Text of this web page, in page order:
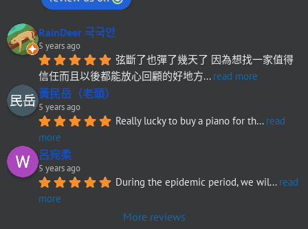
RainDeer 국국안
5 years ago
弦斷了也彈了幾天了 因為想找一家值得
信任而且以後都能放心回顧的好地方... read more
黃民岳（老頭）
5 years ago
Really lucky to buy a piano for th... read
more
呂宛柔
5 years ago
During the epidemic period, we wil... read
more
More reviews